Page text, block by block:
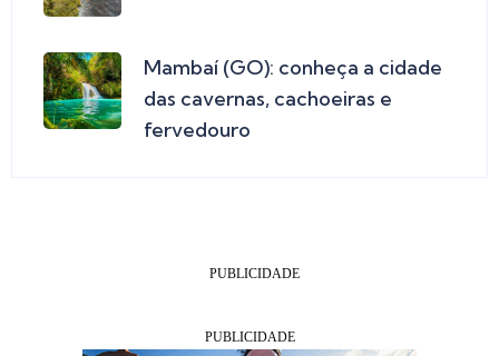
Mambaí (GO): conheça a cidade
das cavernas, cachoeiras e
fervedouro